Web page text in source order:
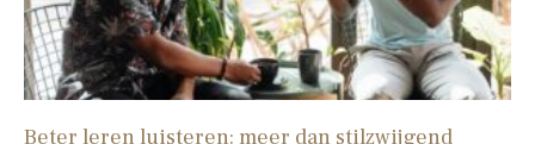
Beter leren luisteren: meer dan stilzwijgend